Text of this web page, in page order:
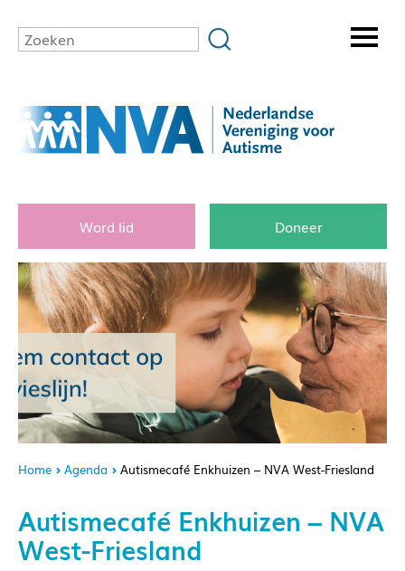
Word lid Doneer
Home Agenda Autismecafé Enkhuizen – NVA West-Friesland
Autismecafé Enkhuizen – NVA
West-Friesland